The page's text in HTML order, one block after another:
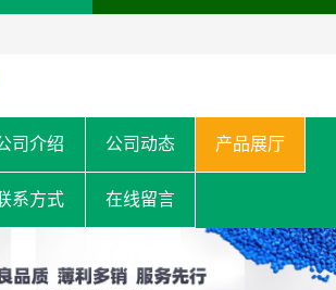
司介绍 公司动态 产品展厅
系方式 在线留言